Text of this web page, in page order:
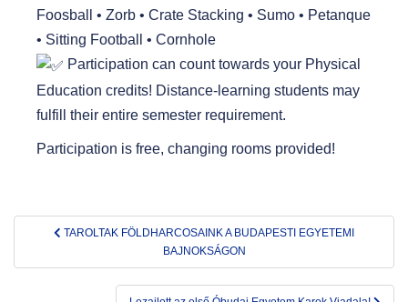
Foosball • Zorb • Crate Stacking • Sumo • Petanque
• Sitting Football • Cornhole
Participation can count towards your Physical
Education credits! Distance-learning students may
fulfill their entire semester requirement.
Participation is free, changing rooms provided!
Bejegyzés
TAROLTAK FÖLDHARCOSAINK A BUDAPESTI EGYETEMI
BAJNOKSÁGON